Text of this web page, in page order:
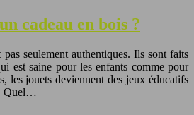
cadeau en bois ?
seulement authentiques. Ils sont faits
est saine pour les enfants comme pour
les jouets deviennent des jeux éducatifs
Quel…